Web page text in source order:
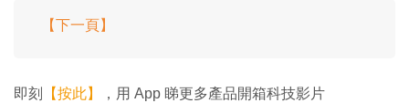
【下一頁】
即刻 【按此】 ，用 App 睇更多產品開箱科技影片